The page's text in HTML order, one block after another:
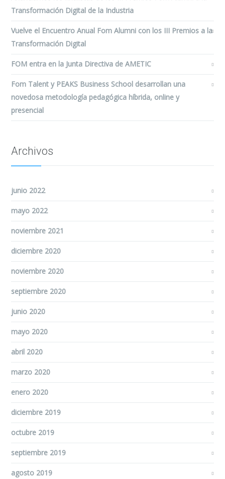
Transformación Digital de la Industria
Vuelve el Encuentro Anual Fom Alumni con los III Premios a la
Transformación Digital
FOM entra en la Junta Directiva de AMETIC
Fom Talent y PEAKS Business School desarrollan una
novedosa metodología pedagógica híbrida, online y
presencial
Archivos
junio 2022
mayo 2022
noviembre 2021
diciembre 2020
noviembre 2020
septiembre 2020
junio 2020
mayo 2020
abril 2020
marzo 2020
enero 2020
diciembre 2019
octubre 2019
septiembre 2019
agosto 2019